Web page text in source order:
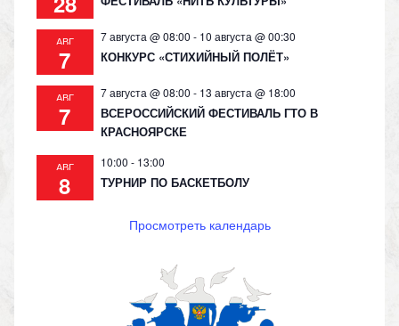
АВГ
7
7 августа @ 08:00 - 10 августа @ 00:30
КОНКУРС «СТИХИЙНЫЙ ПОЛЁТ»
АВГ
7
7 августа @ 08:00 - 13 августа @ 18:00
ВСЕРОССИЙСКИЙ ФЕСТИВАЛЬ ГТО В
КРАСНОЯРСКЕ
АВГ
8
10:00 - 13:00
ТУРНИР ПО БАСКЕТБОЛУ
Просмотреть календарь